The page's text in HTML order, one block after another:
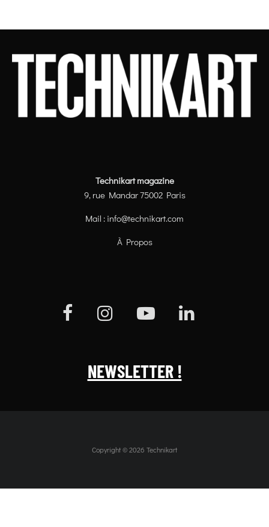
Technikart magazine
9, rue Mandar 75002 Paris
Mail : info@technikart.com
À Propos
NEWSLETTER !
Copyright © 2026 Technikart